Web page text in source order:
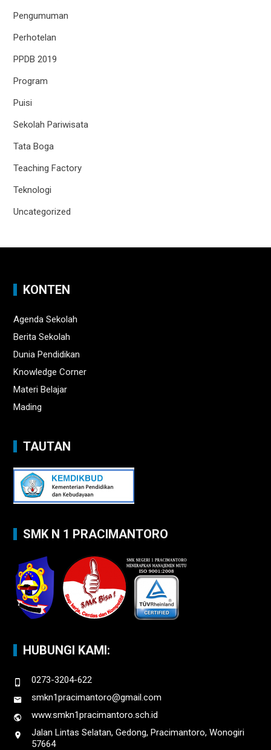
Pengumuman
Perhotelan
PPDB 2019
Program
Puisi
Sekolah Pariwisata
Tata Boga
Teaching Factory
Teknologi
Uncategorized
KONTEN
Agenda Sekolah
Berita Sekolah
Dunia Pendidikan
Knowledge Corner
Materi Belajar
Mading
TAUTAN
SMK N 1 PRACIMANTORO
HUBUNGI KAMI:
0273-3204-622
smkn1pracimantoro@gmail.com
www.smkn1pracimantoro.sch.id
Jalan Lintas Selatan, Gedong, Pracimantoro, Wonogiri
57664